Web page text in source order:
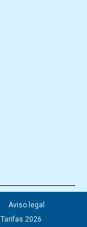
Aviso legal
Tarifas 2026